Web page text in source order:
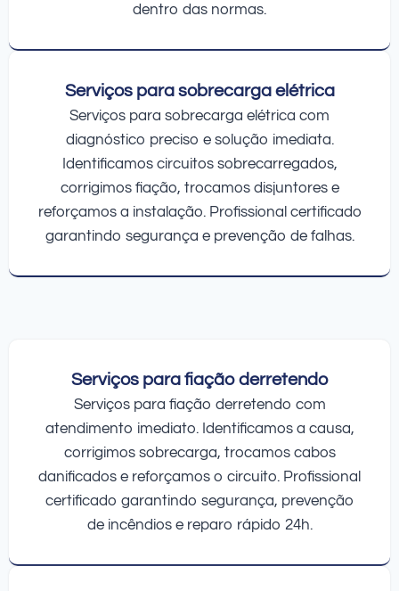
dentro das normas.
Serviços para sobrecarga elétrica
Serviços para sobrecarga elétrica com
diagnóstico preciso e solução imediata.
Identificamos circuitos sobrecarregados,
corrigimos fiação, trocamos disjuntores e
reforçamos a instalação. Profissional certificado
garantindo segurança e prevenção de falhas.
Serviços para fiação derretendo
Serviços para fiação derretendo com
atendimento imediato. Identificamos a causa,
corrigimos sobrecarga, trocamos cabos
danificados e reforçamos o circuito. Profissional
certificado garantindo segurança, prevenção
de incêndios e reparo rápido 24h.